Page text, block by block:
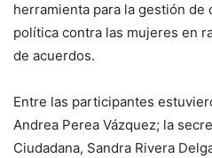
herramienta para la gestión
política contra las mujeres en
de acuerdos.
Entre las participantes
Andrea Perea Vázquez; la
Ciudadana, Sandra Rivera